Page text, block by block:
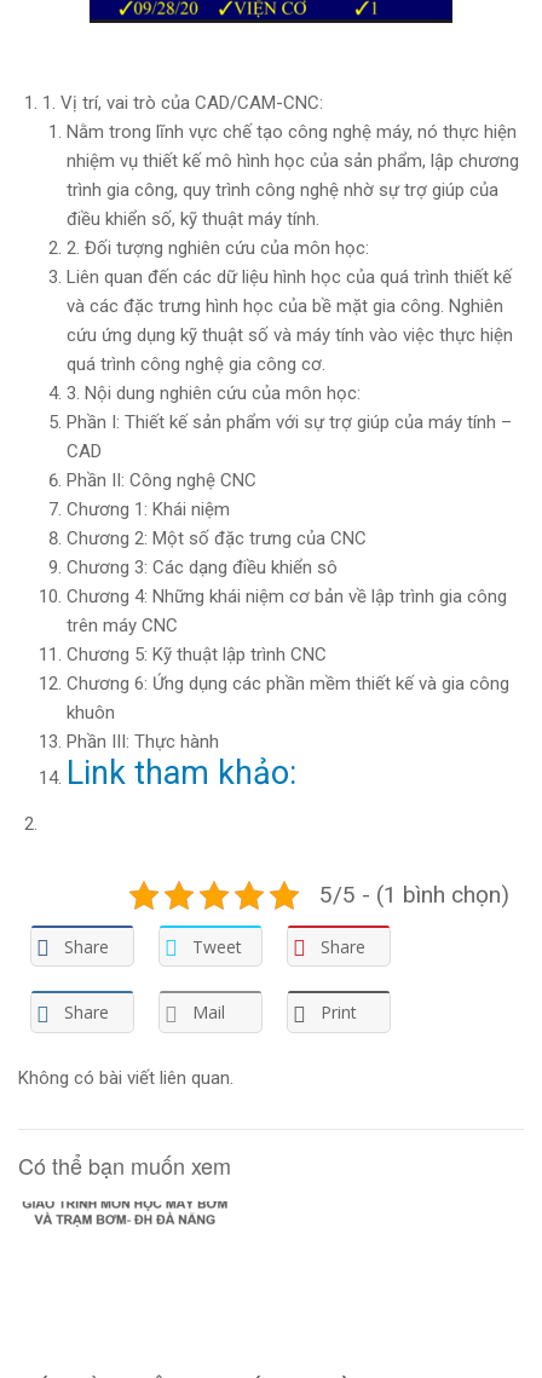
1. Vị trí, vai trò của CAD/CAM-CNC:
Nằm trong lĩnh vực chế tạo công nghệ máy, nó thực hiện
nhiệm vụ thiết kế mô hình học của sản phẩm, lập chương
trình gia công, quy trình công nghệ nhờ sự trợ giúp của
điều khiển số, kỹ thuật máy tính.
2. Đối tượng nghiên cứu của môn học:
Liên quan đến các dữ liệu hình học của quá trình thiết kế
và các đặc trưng hình học của bề mặt gia công. Nghiên
cứu ứng dụng kỹ thuật số và máy tính vào việc thực hiện
quá trình công nghệ gia công cơ.
3. Nội dung nghiên cứu của môn học:
Phần I: Thiết kế sản phẩm với sự trợ giúp của máy tính –
CAD
Phần II: Công nghệ CNC
Chương 1: Khái niệm
Chương 2: Một số đặc trưng của CNC
Chương 3: Các dạng điều khiển sô
Chương 4: Những khái niệm cơ bản về lập trình gia công
trên máy CNC
Chương 5: Kỹ thuật lập trình CNC
Chương 6: Ứng dụng các phần mềm thiết kế và gia công
khuôn
Phần III: Thực hành
Link tham khảo:
5/5 - (1 bình chọn)
Share Tweet Share
Share Mail Print
Không có bài viết liên quan.
Có thể bạn muốn xem